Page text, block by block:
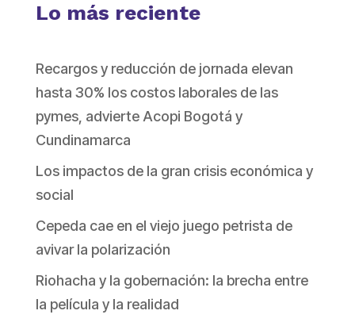
Lo más reciente
Recargos y reducción de jornada elevan
hasta 30% los costos laborales de las
pymes, advierte Acopi Bogotá y
Cundinamarca
Los impactos de la gran crisis económica y
social
Cepeda cae en el viejo juego petrista de
avivar la polarización
Riohacha y la gobernación: la brecha entre
la película y la realidad